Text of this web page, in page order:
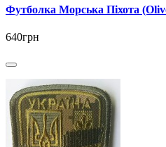
Футболка Морська Піхота
640грн